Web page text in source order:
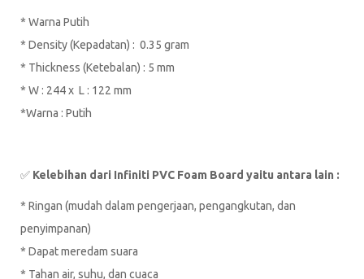
* Warna Putih
* Density (Kepadatan) : 0.35 gram
* Thickness (Ketebalan) : 5 mm
* W : 244 x L : 122 mm
*Warna : Putih
✅ Kelebihan dari Infiniti PVC Foam Board yaitu antara lain :
* Ringan (mudah dalam pengerjaan, pengangkutan, dan
penyimpanan)
* Dapat meredam suara
* Tahan air, suhu, dan cuaca